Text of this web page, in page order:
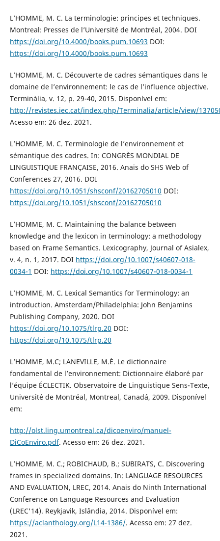
L’HOMME, M. C. La terminologie: principes et techniques.
Montreal: Presses de l’Université de Montréal, 2004. DOI
https://doi.org/10.4000/books.pum.10693 DOI:
https://doi.org/10.4000/books.pum.10693
L’HOMME, M. C. Découverte de cadres sémantiques dans le
domaine de l’environnement: le cas de l’influence objective.
Terminàlia, v. 12, p. 29-40, 2015. Disponível em:
http://revistes.iec.cat/index.php/Terminalia/article/view/
Acesso em: 26 dez. 2021.
L’HOMME, M. C. Terminologie de l’environnement et
sémantique des cadres. In: CONGRÈS MONDIAL DE
LINGUISTIQUE FRANÇAISE, 2016. Anais do SHS Web of
Conferences 27, 2016. DOI
https://doi.org/10.1051/shsconf/20162705010 DOI:
https://doi.org/10.1051/shsconf/20162705010
L’HOMME, M. C. Maintaining the balance between
knowledge and the lexicon in terminology: a methodology
based on Frame Semantics. Lexicography, Journal of Asialex,
v. 4, n. 1, 2017. DOI https://doi.org/10.1007/s40607-018-
0034-1 DOI: https://doi.org/10.1007/s40607-018-0034-1
L’HOMME, M. C. Lexical Semantics for Terminology: an
introduction. Amsterdam/Philadelphia: John Benjamins
Publishing Company, 2020. DOI
https://doi.org/10.1075/tlrp.20 DOI:
https://doi.org/10.1075/tlrp.20
L’HOMME, M.C; LANEVILLE, M.È. Le dictionnaire
fondamental de l’environnement: Dictionnaire élaboré par
l’équipe ÉCLECTIK. Observatoire de Linguistique Sens-Texte,
Université de Montréal, Montreal, Canadá, 2009. Disponível
em:
http://olst.ling.umontreal.ca/dicoenviro/manuel-
DiCoEnviro.pdf. Acesso em: 26 dez. 2021.
L’HOMME, M. C.; ROBICHAUD, B.; SUBIRATS, C. Discovering
frames in specialized domains. In: LANGUAGE RESOURCES
AND EVALUATION, LREC, 2014. Anais do Ninth International
Conference on Language Resources and Evaluation
(LREC'14). Reykjavik, Islândia, 2014. Disponível em:
https://aclanthology.org/L14-1386/. Acesso em: 27 dez.
2021.